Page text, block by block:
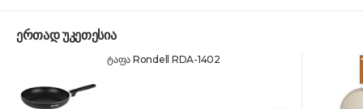
ერთად უკეთესია
ტაფა Rondell RDA-1402